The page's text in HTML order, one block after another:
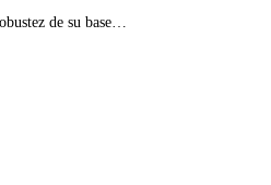
de su base…